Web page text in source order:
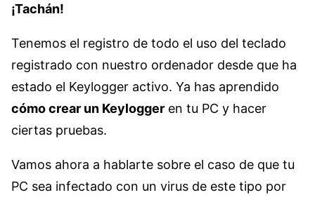
¡Tachán!
Tenemos el registro de todo el uso del teclado
registrado con nuestro ordenador desde que ha
estado el Keylogger activo. Ya has aprendido
cómo crear un Keylogger en tu PC y hacer
ciertas pruebas.
Vamos ahora a hablarte sobre el caso de que tu
PC sea infectado con un virus de este tipo por